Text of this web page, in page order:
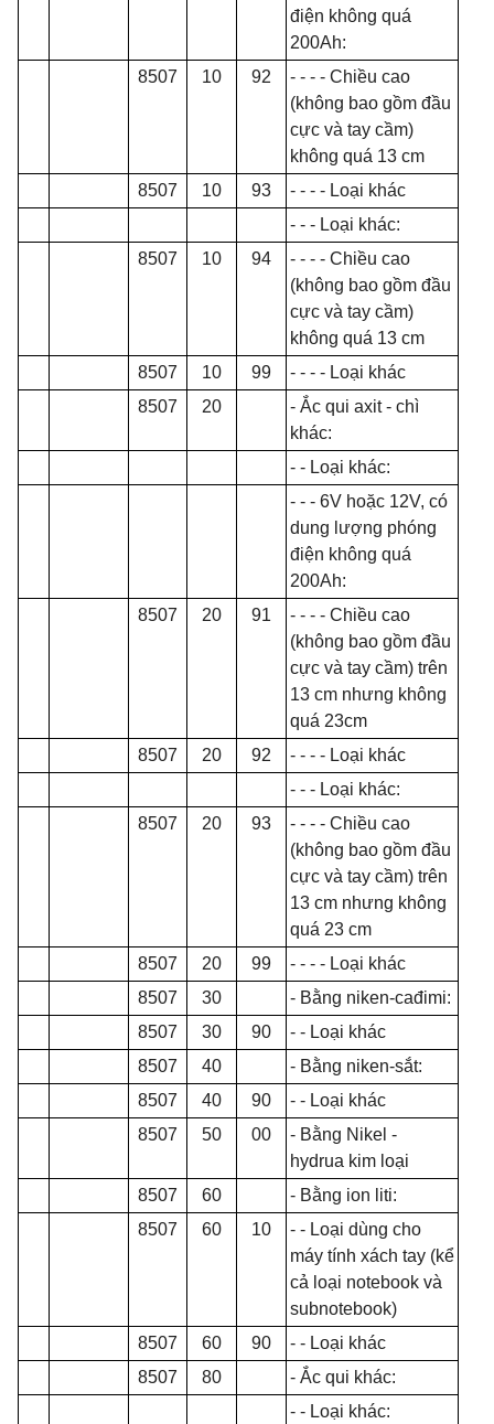
điện không quá
200Ah:
8507
10 92
- - - - Chiều cao
(không bao gồm đầu
cực và tay cầm)
không quá 13 cm
8507
10 93 - - - - Loại khác
- - - Loại khác:
8507
10 94 - - - - Chiều cao
(không bao gồm đầu
cực và tay cầm)
không quá 13 cm
8507
10 99 - - - - Loại khác
8507
20 - Ắc qui axit - chì
khác:
- - Loại khác:
- - - 6V hoặc 12V, có
dung lượng phóng
điện không quá
200Ah:
8507
20 91 - - - - Chiều cao
(không bao gồm đầu
cực và tay cầm) trên
13 cm nhưng không
quá 23cm
8507
20 92 - - - - Loại khác
- - - Loại khác:
8507
20 93 - - - - Chiều cao
(không bao gồm đầu
cực và tay cầm) trên
13 cm nhưng không
quá 23 cm
8507
20 99 - - - - Loại khác
8507
30
- Bằng niken-cađimi:
8507
30 90 - - Loại khác
8507
40
- Bằng niken-sắt:
8507
40 90
- - Loại khác
8507
50 00
- Bằng Nikel -
hydrua kim loại
8507
60
- Bằng ion liti:
8507
60 10
- - Loại dùng cho
máy tính xách tay (kể
cả loại notebook và
subnotebook)
8507
60 90
- - Loại khác
8507
80
- Ắc qui khác:
- - Loại khác: